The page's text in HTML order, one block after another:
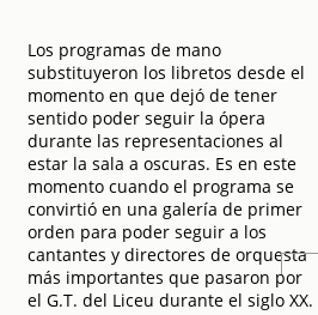
Los programas de mano
substituyeron los libretos desde el
momento en que dejó de tener
sentido poder seguir la ópera
durante las representaciones al
estar la sala a oscuras. Es en este
momento cuando el programa se
convirtió en una galería de primer
orden para poder seguir a los
cantantes y directores de orquesta
más importantes que pasaron por
el G.T. del Liceu durante el siglo XX.